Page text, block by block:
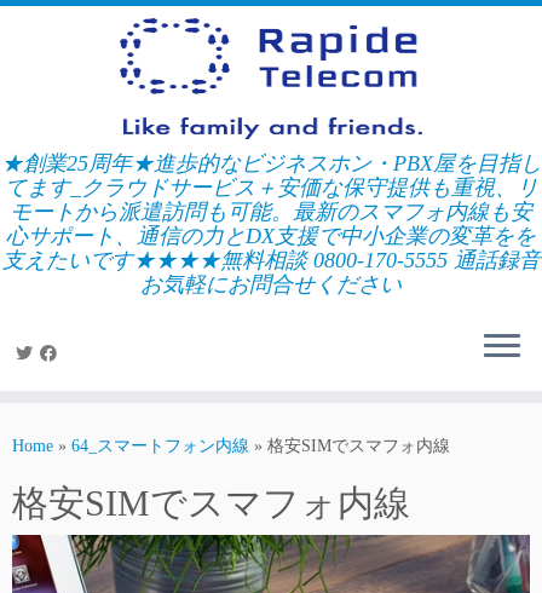
Skip
★創業25周年★進歩的なビジネスホン・PBX屋を目指し
てます_クラウドサービス＋安価な保守提供も重視、リ
モートから派遣訪問も可能。最新のスマフォ内線も安
心サポート、通信の力とDX支援で中小企業の変革をを
支えたいです★★★★無料相談 0800-170-5555 通話録音
お気軽にお問合せください
Home » 64_スマートフォン内線 » 格安SIMでスマフォ内線
格安SIMでスマフォ内線